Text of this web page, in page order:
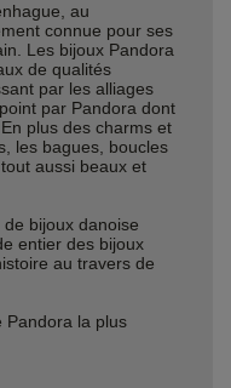
au
connue pour ses
Les bijoux Pandora
de qualités
par les alliages
par Pandora dont
plus des charms et
les bagues, boucles
aussi beaux et
bijoux danoise
entier des bijoux
au travers de
Pandora la plus